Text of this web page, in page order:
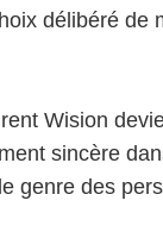
délibéré de
Wision
sincère
genre des